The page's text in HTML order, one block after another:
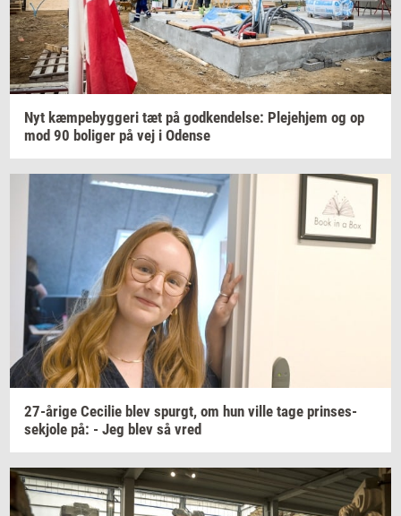
Nyt kæm­pe­byg­ge­ri tæt på god­ken­del­se: Ple­je­hjem og op
mod 90 bo­li­ger på vej i Oden­se
27-​årige Ce­ci­lie blev spurgt, om hun ville tage prin­ses­
sekjo­le på: - Jeg blev så vred